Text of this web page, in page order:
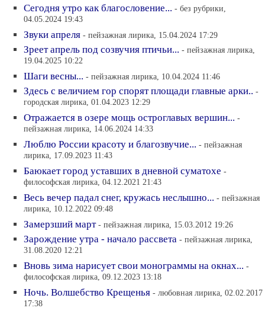
Сегодня утро как благословение... - без рубрики,
04.05.2024 19:43
Звуки апреля - пейзажная лирика, 15.04.2024 17:29
Зреет апрель под созвучия птичьи... - пейзажная лирика,
19.04.2025 10:22
Шаги весны... - пейзажная лирика, 10.04.2024 11:46
Здесь с величием гор спорят площади главные арки.. -
городская лирика, 01.04.2023 12:29
Отражается в озере мощь остроглавых вершин... -
пейзажная лирика, 14.06.2024 14:33
Люблю России красоту и благозвучие... - пейзажная
лирика, 17.09.2023 11:43
Баюкает город уставших в дневной суматохе -
философская лирика, 04.12.2021 21:43
Весь вечер падал снег, кружась неслышно... - пейзажная
лирика, 10.12.2022 09:48
Замерзший март - пейзажная лирика, 15.03.2012 19:26
Зарождение утра - начало рассвета - пейзажная лирика,
31.08.2020 12:21
Вновь зима нарисует свои монограммы на окнах... -
философская лирика, 09.12.2023 13:18
Ночь. Волшебство Крещенья - любовная лирика, 02.02.2017
17:38